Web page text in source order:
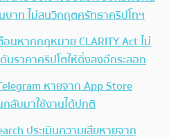
บาท ไม่สนวิกฤตศรัทธาคริปโทฯ
อนหากกฎหมาย CLARITY Act ไม่
ราคาคริปโตให้ดิ่งลงอีกระลอก
หายจาก App Store
ลับมาใช้งานได้ปกติ
ประเมินความเสียหายจาก